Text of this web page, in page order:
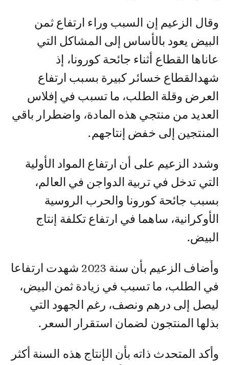
وقال الزعيم إن السبب وراء ارتفاع ثمن
البيض يعود بالأساس إلى المشاكل التي
عاناها القطاع أثناء جائحة كورونا، إذ
شهدالقطاع خسائر كبيرة بسبب ارتفاع
العرض وقلة الطلب، ما تسبب في إفلاس
العديد من منتجي هذه المادة، واضطرار باقي
المنتجين إلى خفض إنتاجهم.
وشدد الزعيم على أن ارتفاع المواد الأولية
التي تدخل في تربية الدواجن في العالم،
بسبب جائحة كورونا والحرب الروسية
الأوكرانية، ساهما في ارتفاع تكلفة إنتاج
البيض.
وأضاف الزعيم بأن سنة 2023 شهدت ارتفاعا
في الطلب، ما تسبب في زيادة ثمن البيض،
ليصل إلى درهم ونصف، رغم الجهود التي
بذلها المنتجون لضمان استقرار السعر.
وأكد المتحدث ذاته بأن الإنتاج هذه السنة أكثر